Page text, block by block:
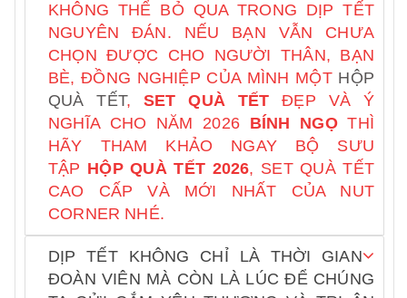
KHÔNG THỂ BỎ QUA TRONG DỊP TẾT
NGUYÊN ĐÁN. NẾU BẠN VẪN CHƯA
CHỌN ĐƯỢC CHO NGƯỜI THÂN, BẠN
BÈ, ĐỒNG NGHIỆP CỦA MÌNH MỘT HỘP
QUÀ TẾT, SET QUÀ TẾT ĐẸP VÀ Ý
NGHĨA CHO NĂM 2026 BÍNH NGỌTHÌ
HÃY THAM KHẢO NGAY BỘ SƯU
TẬP HỘP QUÀ TẾT 2026, SET QUÀ TẾT
CAO CẤP VÀ MỚI NHẤT CỦA NUT
CORNER NHÉ.
DỊP TẾT KHÔNG CHỈ LÀ THỜI GIAN
ĐOÀN VIÊN MÀ CÒN LÀ LÚC ĐỂ CHÚNG